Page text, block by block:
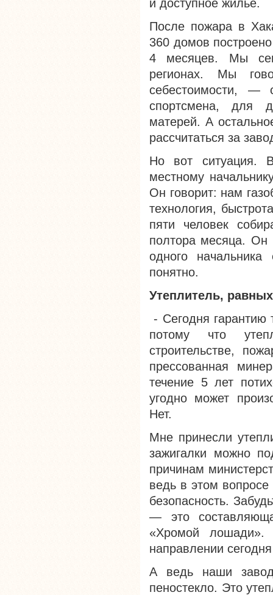
и доступное жилье.
После пожара в
360 домов
4 месяцев. Мы
регионах. Мы
себестоимости,
спортсмена, для
матерей. А
рассчитаться за
Но вот ситуация.
местному
Он говорит: нам
технология,
пяти человек
полтора месяца. Он
одного
понятно.
Утеплитель,
- Сегодня гарантию
потому что
строительстве,
прессованная
течение 5 лет
угодно может
Нет.
Мне принесли
зажигалки можно
причинам
ведь в этом
безопасность.
— это
«Хромой
направлении
А ведь наши
пеностекло. Это